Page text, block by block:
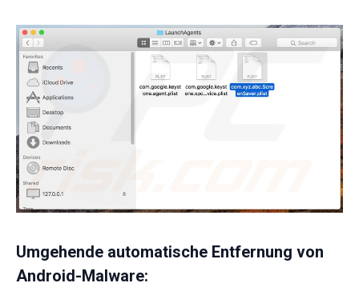
Umgehende automatische Entfernung von
Android-Malware: